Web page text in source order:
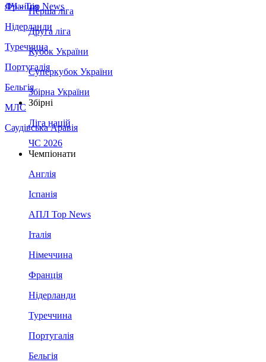
Франція
Нідерланди
Туреччина
Португалія
Бельгія
МЛС
Саудівська Аравія
ЛЧ - Top News
Перша ліга
Друга ліга
Кубок України
Суперкубок України
Збірна України
Збірні
Ліга націй
ЧС 2026
Чемпіонати
Англія
Іспанія
АПЛ Top News
Італія
Німеччина
Франція
Нідерланди
Туреччина
Португалія
Бельгія